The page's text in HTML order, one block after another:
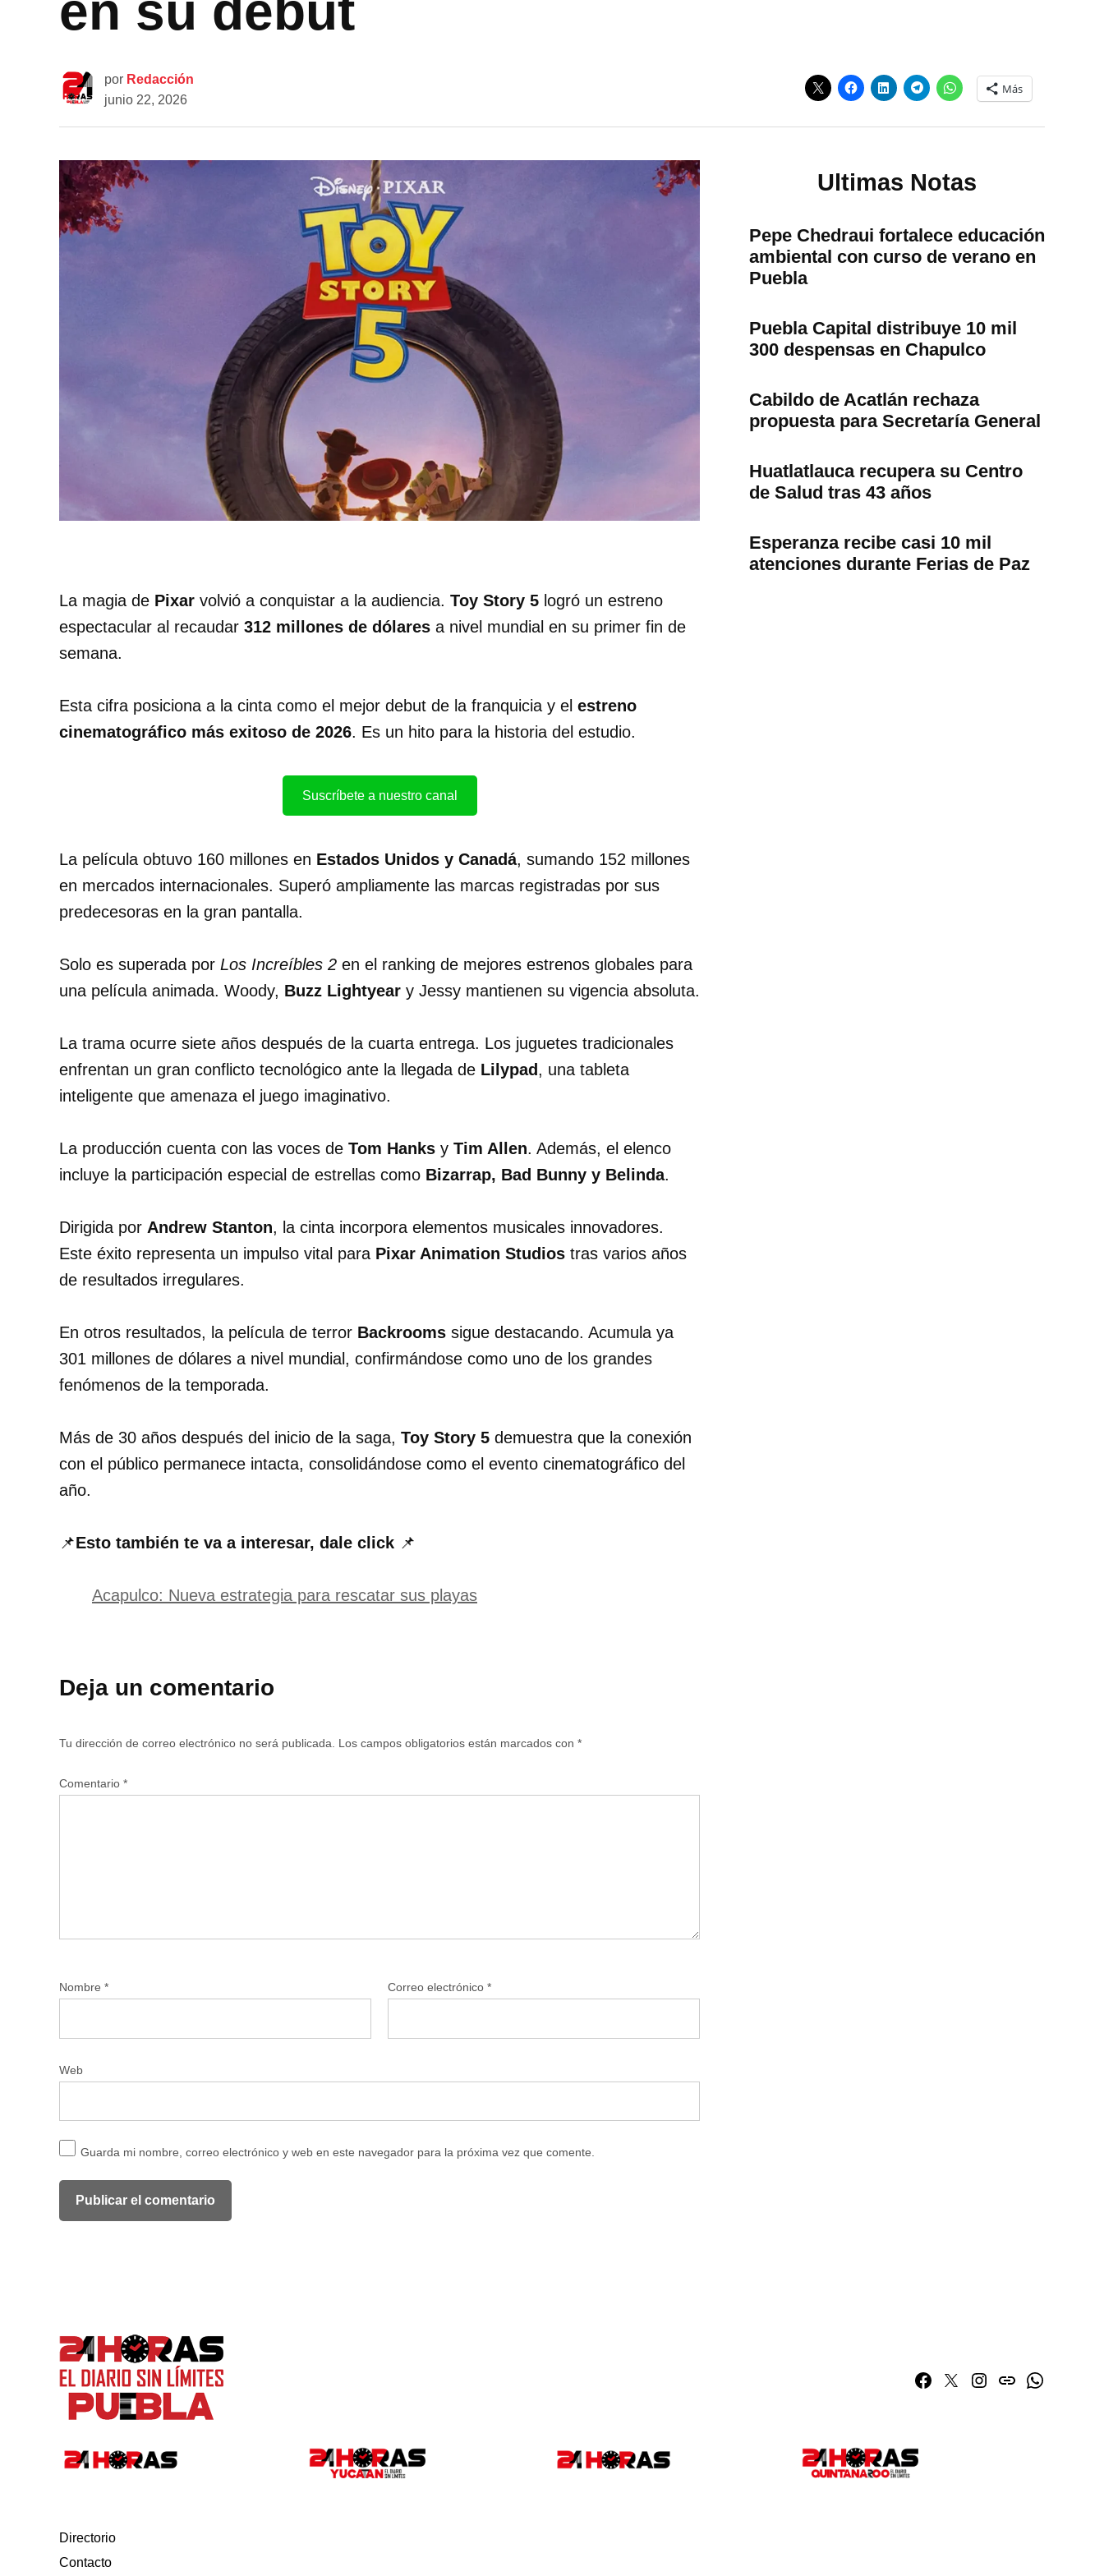
por Redacción
junio 22, 2026
Más
La magia de Pixar volvió a conquistar a la audiencia. Toy Story 5 logró un estreno
espectacular al recaudar 312 millones de dólares a nivel mundial en su primer fin de
semana.
Esta cifra posiciona a la cinta como el mejor debut de la franquicia y el estreno
cinematográfico más exitoso de 2026. Es un hito para la historia del estudio.
Suscríbete a nuestro canal
La película obtuvo 160 millones en Estados Unidos y Canadá, sumando 152 millones
en mercados internacionales. Superó ampliamente las marcas registradas por sus
predecesoras en la gran pantalla.
Solo es superada por Los Increíbles 2 en el ranking de mejores estrenos globales para
una película animada. Woody, Buzz Lightyear y Jessy mantienen su vigencia absoluta.
La trama ocurre siete años después de la cuarta entrega. Los juguetes tradicionales
enfrentan un gran conflicto tecnológico ante la llegada de Lilypad , una tableta
inteligente que amenaza el juego imaginativo.
La producción cuenta con las voces de Tom Hanks y Tim Allen. Además, el elenco
incluye la participación especial de estrellas como Bizarrap, Bad Bunny y Belinda.
Dirigida por Andrew Stanton, la cinta incorpora elementos musicales innovadores.
Este éxito representa un impulso vital para Pixar Animation Studios tras varios años
de resultados irregulares.
En otros resultados, la película de terror Backrooms sigue destacando. Acumula ya
301 millones de dólares a nivel mundial, confirmándose como uno de los grandes
fenómenos de la temporada.
Más de 30 años después del inicio de la saga, Toy Story 5 demuestra que la conexión
con el público permanece intacta, consolidándose como el evento cinematográfico del
año.
📌Esto también te va a interesar, dale click 📌
Acapulco: Nueva estrategia para rescatar sus playas
Deja un comentario
Tu dirección de correo electrónico no será publicada. Los campos obligatorios están marcados con *
Comentario *
Nombre * Correo electrónico *
Web
Guarda mi nombre, correo electrónico y web en este navegador para la próxima vez que comente.
Ultimas Notas
Pepe Chedraui fortalece educación
ambiental con curso de verano en
Puebla
Puebla Capital distribuye 10 mil
300 despensas en Chapulco
Cabildo de Acatlán rechaza
propuesta para Secretaría General
Huatlatlauca recupera su Centro
de Salud tras 43 años
Esperanza recibe casi 10 mil
atenciones durante Ferias de Paz
Facebook
TwitterInstagram
issuuWhatsapp
Directorio
Contacto